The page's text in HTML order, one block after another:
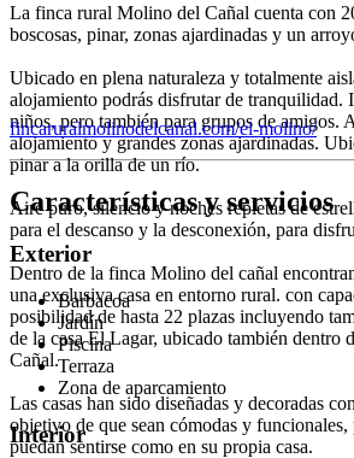
La finca rural Molino del Cañal cuenta con
boscosas, pinar, zonas ajardinadas y un
Ubicado en plena naturaleza y totalmente
alojamiento podrás disfrutar de tranquilidad.
niños, pero también para grupos de amigos.
alojamiento y grandes zonas ajardinadas.
pinar a la orilla de un río.
Aire puro, silencio y noches repletas de
para el descanso y la desconexión, para
Dentro de la finca Molino del cañal
una exclusiva casa en entorno rural. con
posibilidad de hasta 22 plazas incluyendo
de la casa El Lagar, ubicado también dentro
Cañal.
Las casas han sido diseñadas y decoradas
objetivo de que sean cómodas y funcionales,
puedan sentirse como en su propia casa.
fincaruralmolinodelcanal.com/el-molino/
Características y servicios
Exterior
Barbacoa
Jardín
Piscina
Terraza
Zona de aparcamiento
Interior